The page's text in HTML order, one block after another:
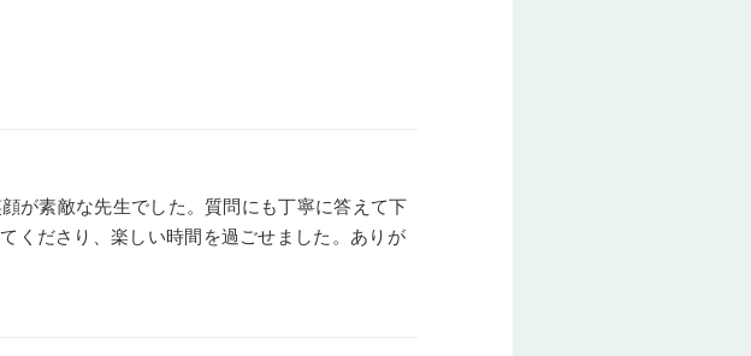
が素敵な先生でした。質問にも丁寧に答えて下
くださり、楽しい時間を過ごせました。ありが